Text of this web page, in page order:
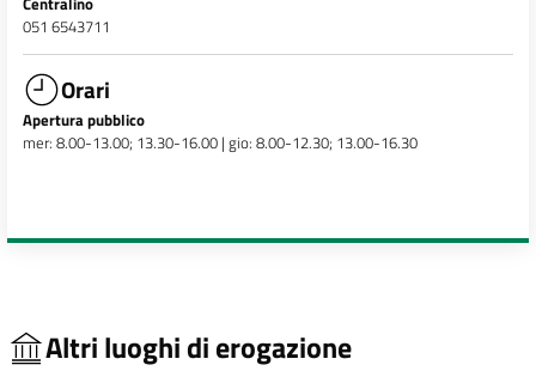
051 6543711
Orari
Apertura pubblico
mer: 8.00-13.00; 13.30-16.00 | gio: 8.00-12.30; 13.00-16.30
Altri luoghi di erogazione